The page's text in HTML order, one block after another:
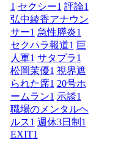
1 セクシー1 評論1
弘中綾香アナウン
サー1 急性膵炎1
セクハラ報道1 巨
人軍1 サタプラ1
松岡茉優1 視界遮
られた席1 20号ホ
ームラン1 示談1
職場のメンタルヘ
ルス1 週休3日制 1
EXIT1